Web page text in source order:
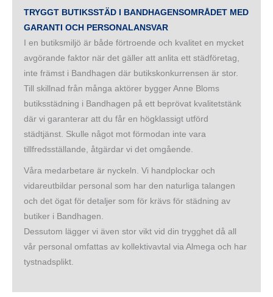
TRYGGT BUTIKSSTÄD I BANDHAGENSOMRÅDET MED
GARANTI OCH PERSONALANSVAR
I en butiksmiljö är både förtroende och kvalitet en mycket
avgörande faktor när det gäller att anlita ett städföretag,
inte främst i Bandhagen där butikskonkurrensen är stor.
Till skillnad från många aktörer bygger Anne Bloms
butiksstädning i Bandhagen på ett beprövat kvalitetstänk
där vi garanterar att du får en högklassigt utförd
städtjänst. Skulle något mot förmodan inte vara
tillfredsställande, åtgärdar vi det omgående.
Våra medarbetare är nyckeln. Vi handplockar och
vidareutbildar personal som har den naturliga talangen
och det ögat för detaljer som för krävs för städning av
butiker i Bandhagen.
Dessutom lägger vi även stor vikt vid din trygghet då all
vår personal omfattas av kollektivavtal via Almega och har
tystnadsplikt.